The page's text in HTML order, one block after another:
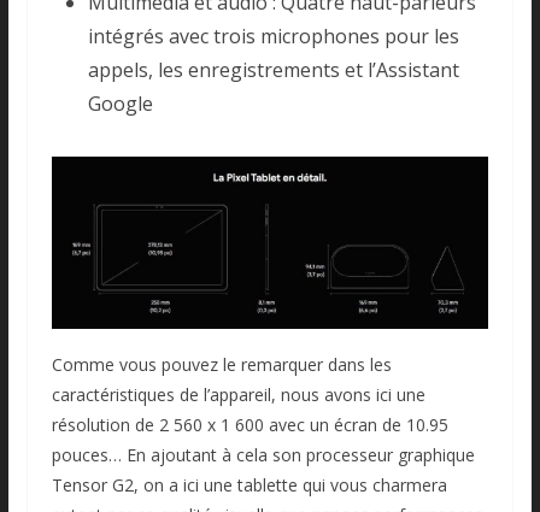
intégrés avec trois microphones pour les
appels, les enregistrements et l’Assistant
Google
Comme vous pouvez le remarquer dans les
caractéristiques de l’appareil, nous avons ici une
résolution de 2 560 x 1 600 avec un écran de 10.95
pouces… En ajoutant à cela son processeur graphique
Tensor G2, on a ici une tablette qui vous charmera